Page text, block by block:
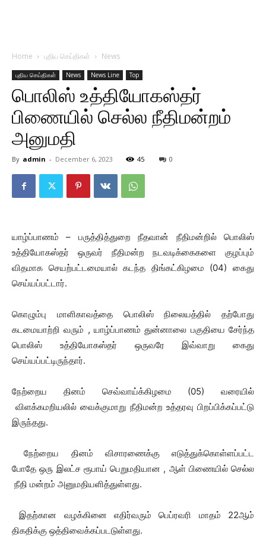
Home புதிய செய்திகள் News
புதிய செய்திகள் News News Line Top
பொலிஸ் உத்தியோகஸ்தர்
பிணையில் செல்ல நீதிமன்றம்
அனுமதி
By admin - December 6, 2023 45 0
யாழ்ப்பாணம் – பருத்தித்துறை நீதவான் நீதிமன்றில் பொலிஸ்
உத்தியோகஸ்தர் ஒருவர் நீதிமன்ற நடவடிக்கைகளை குழப்பும்
விதமாக செயற்பட்டமையால் கடந்த திங்கட்கிழமை (04) கைது
செய்யப்பட்டார்.
கொழும்பு மாளிகாவத்தை பொலிஸ் நிலையத்தில் தற்போது
கடமையாற்றி வரும் , யாழ்ப்பாணம் துன்னாலை பகுதியை சேர்ந்த
பொலிஸ் உத்தியோகஸ்தர் ஒருவரே இவ்வாறு கைது
செய்யப்பட்டிருந்தார்.
நேற்றைய தினம் செவ்வாய்க்கிழமை (05) வரையில்
விளக்கமறியலில் வைக்குமாறு நீதிமன்ற உத்தரவு பிறப்பிக்கப்பட்டு
இருந்தது.
நேற்றைய தினம் விசாரணைக்கு எடுத்துக்கொள்ளப்பட்ட
போதே ஒரு இலட்ச ரூபாய் பெறுமதியான , ஆள் பிணையில் செல்ல
நீதி மன்றம் அனுமதியளித்துள்ளது.
இதற்கான வழக்கினை எதிர்வரும் பெப்ரவரி மாதம் 22ஆம்
திகதிக்கு ஒத்திவைக்கப்படடுள்ளது.